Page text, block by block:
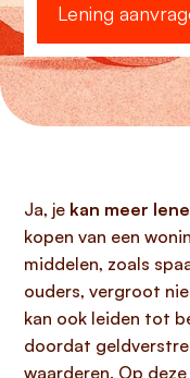
Lening
Ja, je kan meer
kopen van een
middelen, zoals
ouders, vergroot
kan ook leiden tot
doordat
waarderen. Op